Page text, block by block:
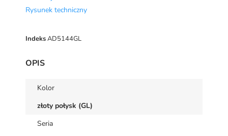
Rysunek techniczny
IndeksAD5144GL
OPIS
Kolor
złoty połysk (GL)
Seria